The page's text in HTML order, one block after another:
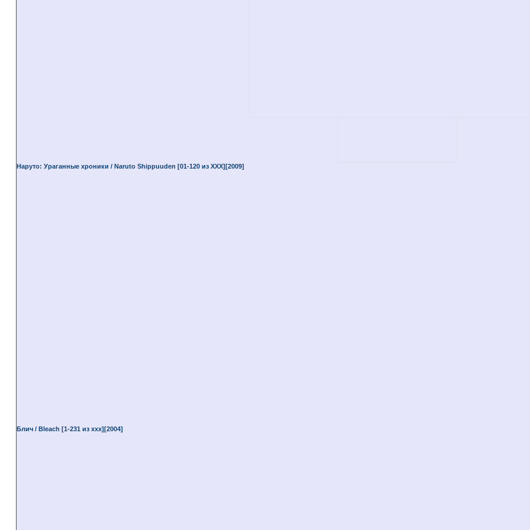
Наруто: Ураганные хроники / Naruto Shippuuden [01-120 из XXX][2009]
Блич / Bleach [1-231 из ххх][2004]